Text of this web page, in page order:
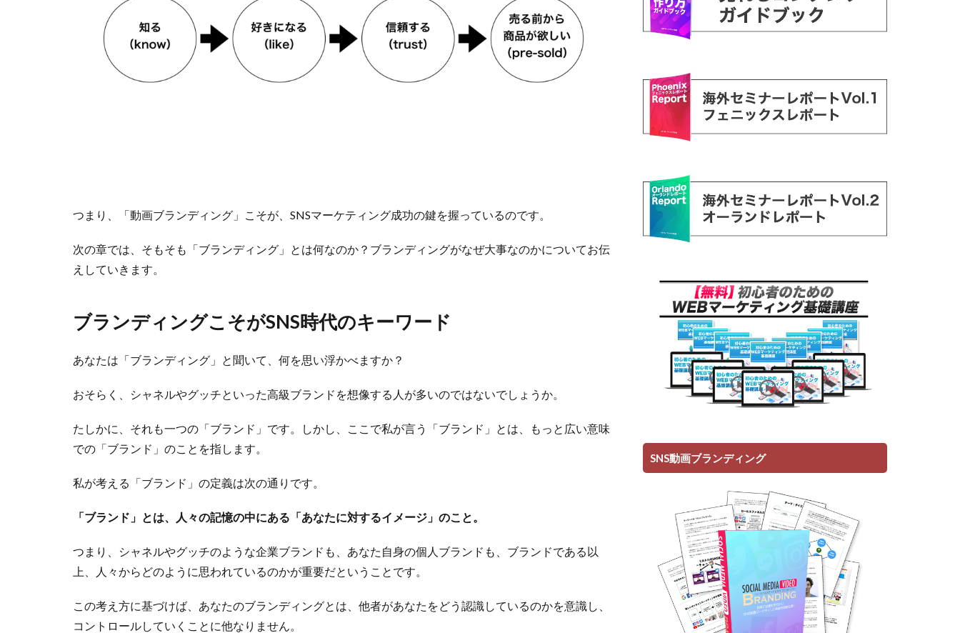
つまり、「動画ブランディング」こそが、SNSマーケティング成功の鍵を握っているのです。
次の章では、そもそも「ブランディング」とは何なのか？ブランディングがなぜ大事なのかについてお伝
えしていきます。
ブランディングこそがSNS時代のキーワード
あなたは「ブランディング」と聞いて、何を思い浮かべますか？
おそらく、シャネルやグッチといった高級ブランドを想像する人が多いのではないでしょうか。
たしかに、それも一つの「ブランド」です。しかし、ここで私が言う「ブランド」とは、もっと広い意味
での「ブランド」のことを指します。
私が考える「ブランド」の定義は次の通りです。
「ブランド」とは、人々の記憶の中にある「あなたに対するイメージ」のこと。
つまり、シャネルやグッチのような企業ブランドも、あなた自身の個人ブランドも、ブランドである以
上、人々からどのように思われているのかが重要だということです。
この考え方に基づけば、あなたのブランディングとは、他者があなたをどう認識しているのかを意識し、
コントロールしていくことに他なりません。
SNS動画ブランディング